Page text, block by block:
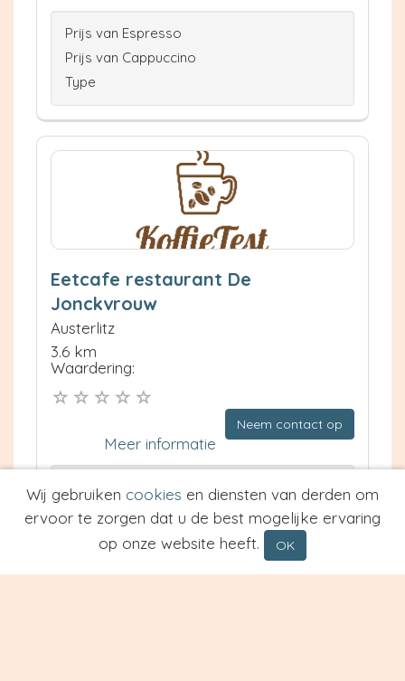
Prijs van Espresso
Prijs van Cappuccino
Type
Eetcafe restaurant De
Jonckvrouw
Austerlitz
3.6 km
Waardering:
Neem contact op
Meer informatie
Prijs van Espresso
Prijs van Cappuccino
Wij gebruiken cookies en diensten van derden om
ervoor te zorgen dat u de best mogelijke ervaring
op onze website heeft.
OK